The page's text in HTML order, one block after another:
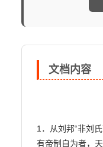
文档内容
1．从刘邦“非刘
有帝制自为者，